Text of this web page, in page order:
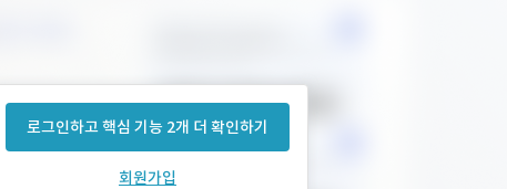
로그인하고 핵심 기능 2개 더 확인하기
회원가입